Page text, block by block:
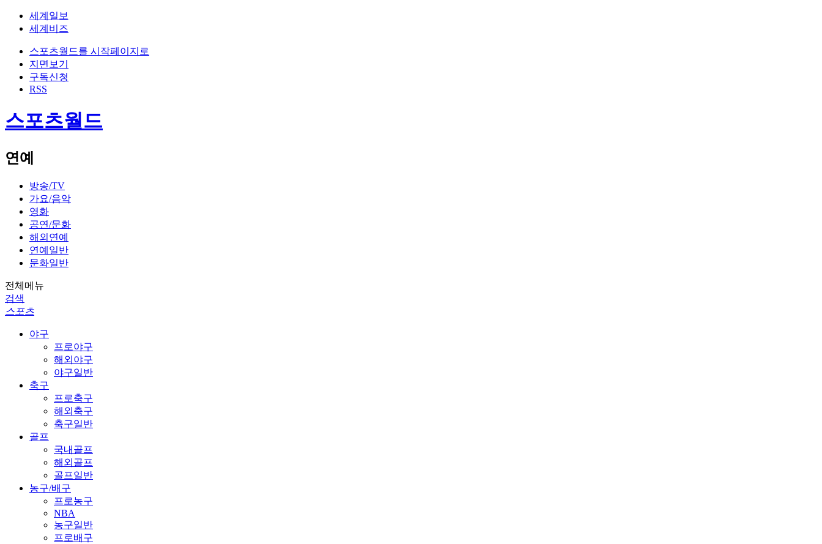
세계일보
세계비즈
스포츠월드를 시작페이지로
지면보기
구독신청
RSS
스포츠월드
연예
방송/TV
가요/음악
영화
공연/문화
해외연예
연예일반
문화일반
전체메뉴
검색
스포츠
야구
프로야구
해외야구
야구일반
축구
프로축구
해외축구
축구일반
골프
국내골프
해외골프
골프일반
농구/배구
프로농구
NBA
농구일반
프로배구